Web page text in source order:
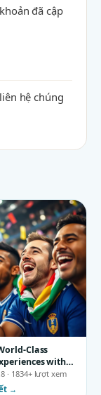
đã cập
hệ chúng
Class
with
Three Findings
Your
· 1834+ lượt xem
→